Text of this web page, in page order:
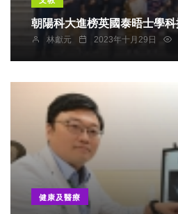
林獻元 2023年十月29日
健康及醫療